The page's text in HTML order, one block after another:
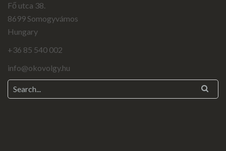
Fő utca 38.
8699 Somogyvámos
Hungary
+36 85 540 002
info@okovolgy.hu